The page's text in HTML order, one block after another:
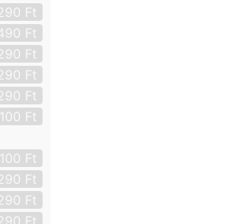
Ft
Ft
Ft
Ft
Ft
100 Ft
100 Ft
Ft
Ft
Ft